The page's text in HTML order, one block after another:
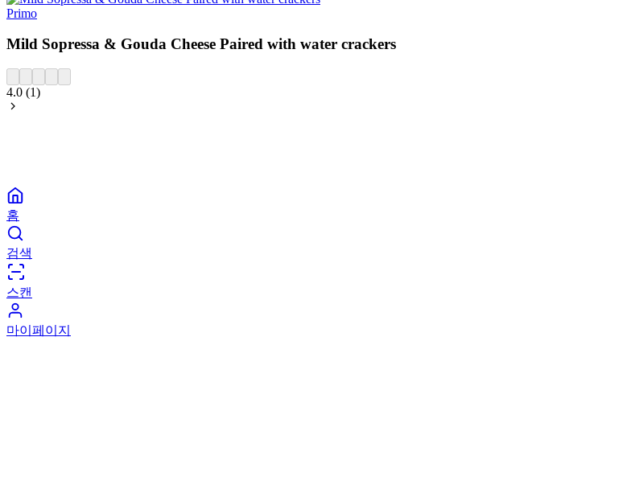
Primo
Mild Sopressa & Gouda Cheese Paired with water crackers
4.0 (1)
홈
검색
스캔
마이페이지